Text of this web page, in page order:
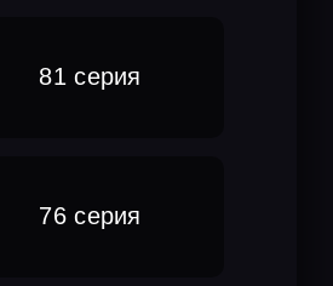
81 серия
76 серия